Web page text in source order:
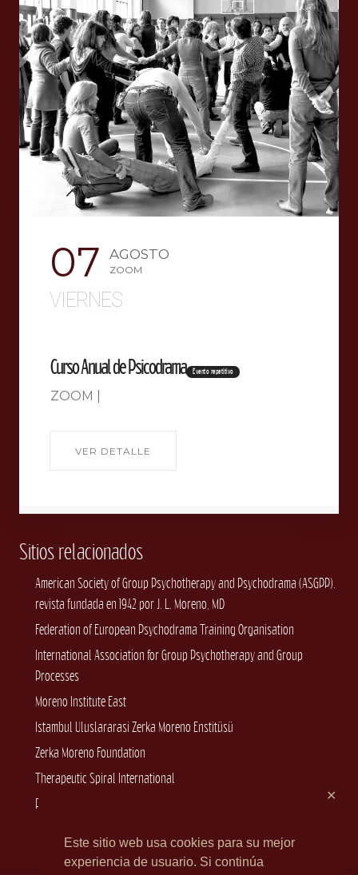
Este sitio web usa cookies para su mejor
experiencia de usuario. Si continúa
✕
07 AGOSTO
ZOOM
VIERNES
Curso Anual de Psicodrama Evento repetitivo
ZOOM |
VER DETALLE
Sitios relacionados
American Society of Group Psychotherapy and Psychodrama (ASGPP).
revista fundada en 1942 por J. L. Moreno, MD
Federation of European Psychodrama Training Organisation
International Association for Group Psychotherapy and Group
Processes
Moreno Institute East
Istambul Uluslararasi Zerka Moreno Enstitüsü
Zerka Moreno Foundation
Therapeutic Spiral International
Psychoterapy.net